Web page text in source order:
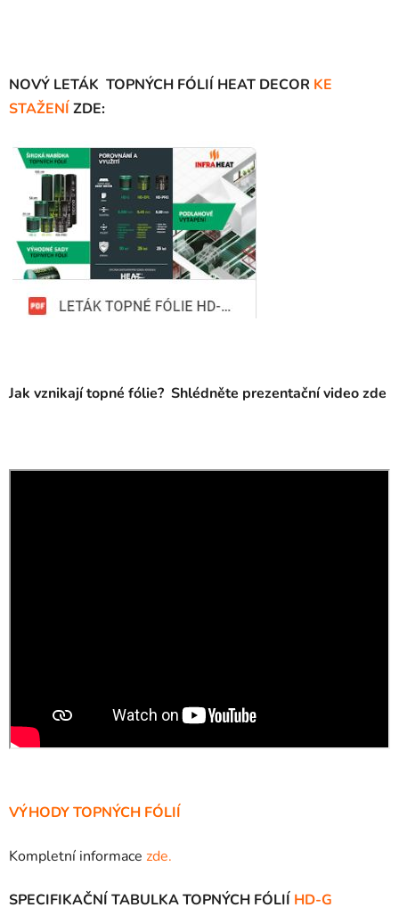
NOVÝ LETÁK TOPNÝCH FÓLIÍ HEAT DECOR KE
STAŽENÍ ZDE:
Jak vznikají topné fólie? Shlédněte prezentační video zde
VÝHODY TOPNÝCH FÓLIÍ
Kompletní informace zde.
SPECIFIKAČNÍ TABULKA TOPNÝCH FÓLIÍ HD-G